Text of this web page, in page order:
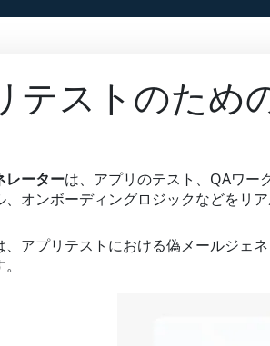
テストのため
レーターは、アプリのテスト、QAワー
、オンボーディングロジックなどをリ
、アプリテストにおける偽メールジェ